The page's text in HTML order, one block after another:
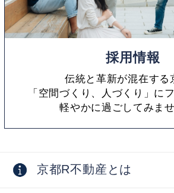
採用情報
伝統と革新が混在する
「空間づくり、人づくり」に
軽やかに過ごしてみま
京都R不動産とは